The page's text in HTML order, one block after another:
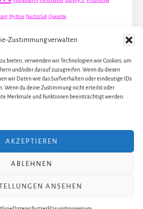
Zustimmung verwalten
bieten, verwenden wir Technologien wie Cookies, um
und/oder darauf zuzugreifen. Wenn du diesen
wir Daten wie das Surfverhalten oder eindeutige IDs
Wenn du deine Zustimmung nicht erteilst oder
Merkmale und Funktionen beeinträchtigt werden.
AKZEPTIEREN
ABLEHNEN
ANSEHEN
Mythos Nachtclub Operette
Queer Revueoperette Robert Louis Stevenson
Österreich Übersetzung
/ DARSTELLER
/ STÜCKE
· Julia Stöhr-Schlosser ·